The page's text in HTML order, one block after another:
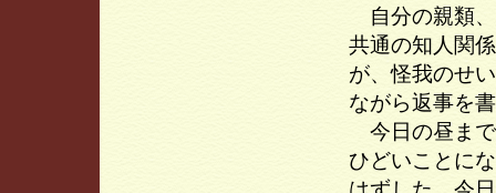
自分の親類、
共通の知人関
が、怪我のせ
ながら返事を
今日の昼まで
ひどいことに